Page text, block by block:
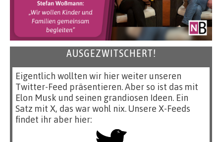
AUSGEZWITSCHERT!
Eigentlich wollten wir hier weiter unseren
Twitter-Feed präsentieren. Aber so ist das mit
Elon Musk und seinen grandiosen Ideen. Ein
Satz mit X, das war wohl nix. Unsere X-Feeds
findet ihr aber hier: